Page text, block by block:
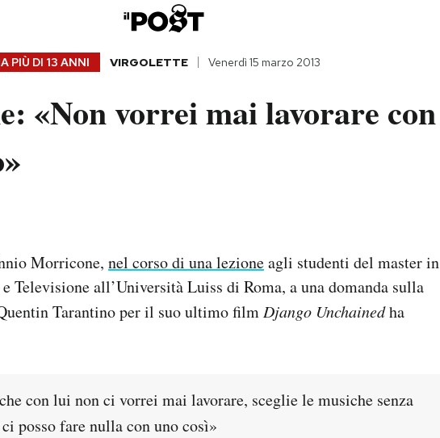
PIÙ DI 13 ANNI VIRGOLETTE Venerdì 15 marzo 2013
«Non vorrei mai lavorare con
Morricone, nel corso di una lezioneagli studenti del master in
Televisione all’Università Luiss di Roma, a una domanda sulla
Tarantino per il suo ultimo filmDjango Unchainedha
con lui non ci vorrei mai lavorare, sceglie le musiche senza
posso fare nulla con uno così»